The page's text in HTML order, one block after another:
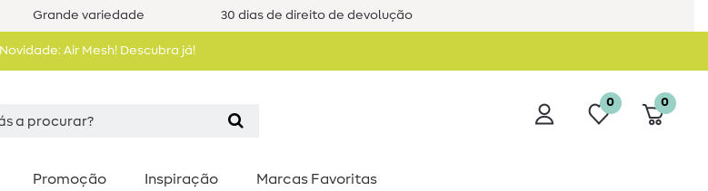
Grande variedade 30 dias de direito de devolução
Novidade: Air Mesh! Descubra já!
0 0
Promoção Inspiração Marcas Favoritas